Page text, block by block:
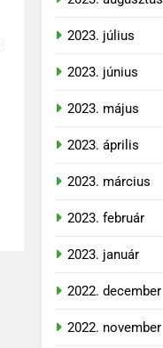
2023. július
2023. június
2023. május
2023. április
2023. március
2023. február
2023. január
2022. december
2022. november